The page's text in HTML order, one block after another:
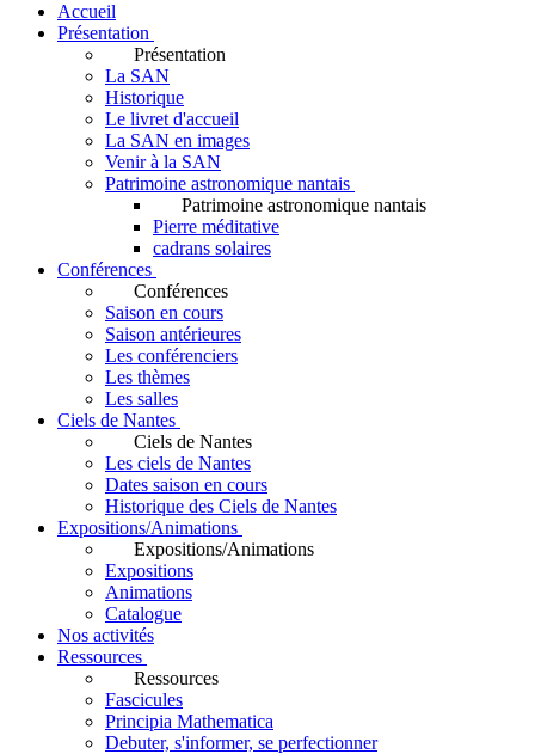
Accueil
Présentation
Présentation
La SAN
Historique
Le livret d'accueil
La SAN en images
Venir à la SAN
Patrimoine astronomique nantais
Patrimoine astronomique nantais
Pierre méditative
cadrans solaires
Conférences
Conférences
Saison en cours
Saison antérieures
Les conférenciers
Les thèmes
Les salles
Ciels de Nantes
Ciels de Nantes
Les ciels de Nantes
Dates saison en cours
Historique des Ciels de Nantes
Expositions/Animations
Expositions/Animations
Expositions
Animations
Catalogue
Nos activités
Ressources
Ressources
Fascicules
Principia Mathematica
Debuter, s'informer, se perfectionner